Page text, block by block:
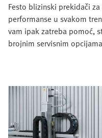
Festo blizinski prekidači
performanse u svakom
vam ipak zatreba pomoć,
brojnim servisnim